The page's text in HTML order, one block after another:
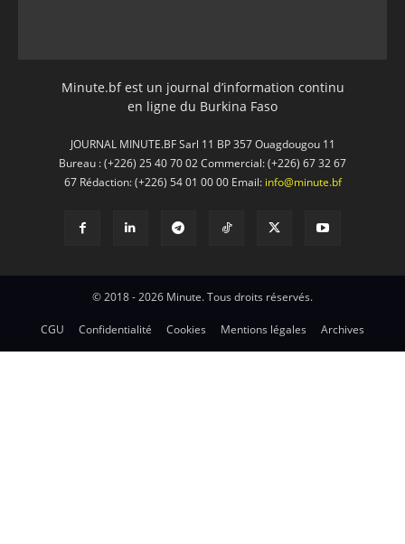
Minute.bf est un journal d’information continu
en ligne du Burkina Faso
JOURNAL MINUTE.BF Sarl 11 BP 357 Ouagdougou 11
Bureau : (+226) 25 40 70 02 Commercial: (+226) 67 32 67
67 Rédaction: (+226) 54 01 00 00 Email: info@minute.bf
© 2018 - 2026 Minute. Tous droits réservés.
CGU Confidentialité Cookies Mentions légales Archives